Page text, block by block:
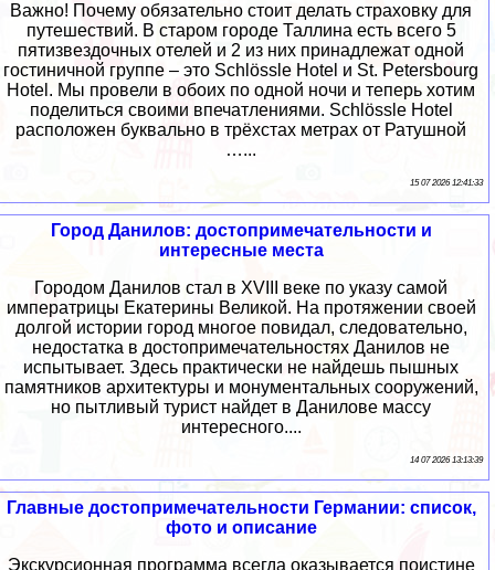
Важно! Почему обязательно стоит делать страховку для
путешествий. В старом городе Таллина есть всего 5
пятизвездочных отелей и 2 из них принадлежат одной
гостиничной группе – это Schlössle Hotel и St. Petersbourg
Hotel. Мы провели в обоих по одной ночи и теперь хотим
поделиться своими впечатлениями. Schlössle Hotel
расположен буквально в трёхстах метрах от Ратушной
…...
15 07 2026 12:41:33
Город Данилов: достопримечательности и
интересные места
Городом Данилов стал в XVIII веке по указу самой
императрицы Екатерины Великой. На протяжении своей
долгой истории город многое повидал, следовательно,
недостатка в достопримечательностях Данилов не
испытывает. Здесь практически не найдешь пышных
памятников архитектуры и монументальных сооружений,
но пытливый турист найдет в Данилове массу
интересного....
14 07 2026 13:13:39
Главные достопримечательности Германии: список,
фото и описание
Экскурсионная программа всегда оказывается поистине